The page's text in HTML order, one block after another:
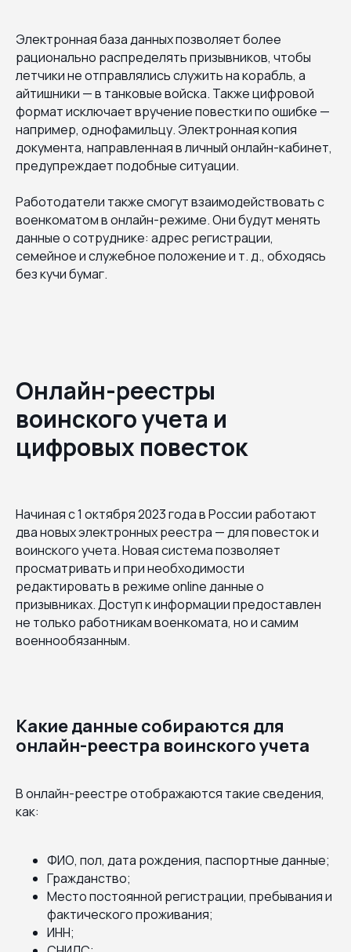
Электронная база данных позволяет более
рационально распределять призывников, чтобы
летчики не отправлялись служить на корабль, а
айтишники — в танковые войска. Также цифровой
формат исключает вручение повестки по ошибке —
например, однофамильцу. Электронная копия
документа, направленная в личный онлайн-кабинет,
предупреждает подобные ситуации.
Работодатели также смогут взаимодействовать с
военкоматом в онлайн-режиме. Они будут менять
данные о сотруднике: адрес регистрации,
семейное и служебное положение и т. д., обходясь
без кучи бумаг.
Онлайн-реестры
воинского учета и
цифровых повесток
Начиная с 1 октября 2023 года в России работают
два новых электронных реестра — для повесток и
воинского учета. Новая система позволяет
просматривать и при необходимости
редактировать в режиме online данные о
призывниках. Доступ к информации предоставлен
не только работникам военкомата, но и самим
военнообязанным.
Какие данные собираются для
онлайн-реестра воинского учета
В онлайн-реестре отображаются такие сведения,
как:
ФИО, пол, дата рождения, паспортные данные;
Гражданство;
Место постоянной регистрации, пребывания и
фактического проживания;
ИНН;